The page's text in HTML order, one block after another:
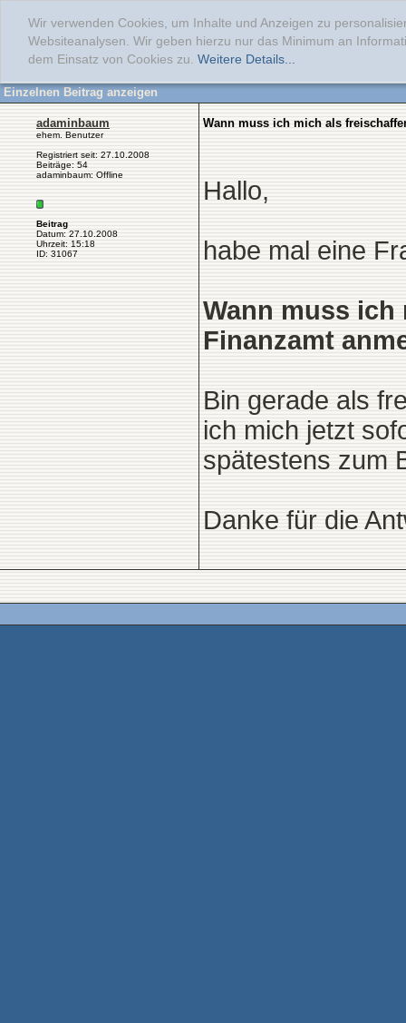
Wir verwenden Cookies, um Inhalte und Anzeigen zu
Websiteanalysen. Wir geben hierzu nur das Minimum an
dem Einsatz von Cookies zu. Weitere Details...
Einzelnen Beitrag anzeigen
adaminbaum
ehem. Benutzer
Registriert seit: 27.10.2008
Beiträge: 54
adaminbaum: Offline
Beitrag
Datum: 27.10.2008
Uhrzeit: 15:18
ID: 31067
Wann muss ich mich als
Hallo,
habe mal eine
Wann muss
Finanzamt
Bin gerade als
ich mich jetzt
spätestens zum
Danke für die